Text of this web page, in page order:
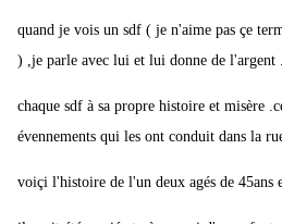
quand je vois un sdf ( je n'aime pas çe
) ,je parle avec lui et lui donne de l'argent .
chaque sdf à sa propre histoire et misère
évennements qui les ont conduit dans la rue
voiçi l'histoire de l'un deux agés de 45ans